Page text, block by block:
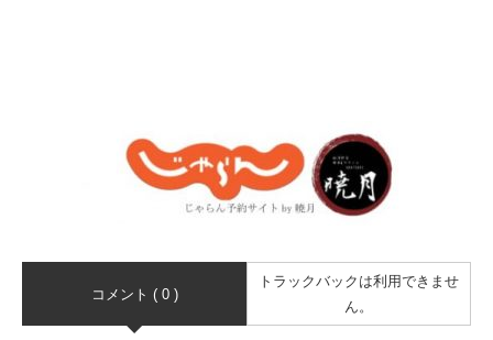
コメント ( 0 )
トラックバックは利用できませ
ん。